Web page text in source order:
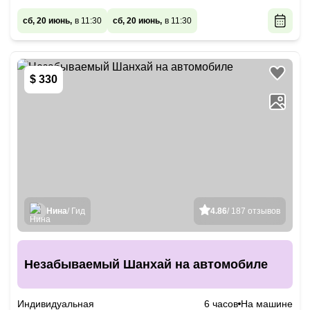
сб, 20 июнь, в 11:30 сб, 20 июнь, в 11:30
$ 330
4.86/ 187 отзывов
Нина/ Гид
Незабываемый Шанхай на автомобиле
Индивидуальная 6 часов На машине